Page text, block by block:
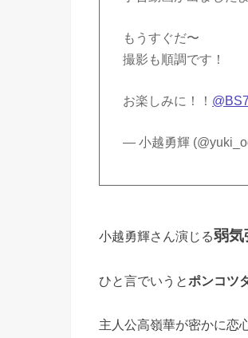
もうすぐだ〜
撮影も順調です！
お楽しみに！！
— 小越勇輝
小越勇輝さん演じる弱気
ひと言でいうとポンコツ
主人公高嶺華が密かに恋